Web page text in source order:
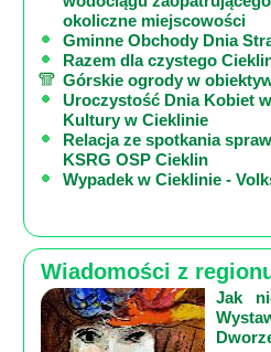
filmami
Mapa
filmy
Trasy
Przepisy
Dodaj
przepis
okoliczne miejscowości
Gminne Obchody Dnia
Razem dla czystego
Górskie ogrody w
Uroczystość Dnia Kobiet
Kultury w Cieklinie
Relacja ze spotkania
KSRG OSP Cieklin
Wypadek w Cieklinie -
Wiadomości z
Jak